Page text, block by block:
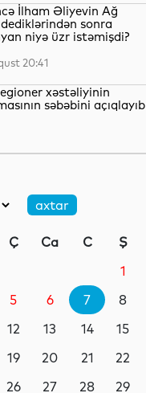
İlham Əliyevin Ağ
sonra
niyə üzr istəmişdi?
20:41
xəstəliyinin
səbəbini açıqlayıb
birləşməsinə
verib
qərarına
18:45
Komandanlığı şəxsi
araşdırır
18:19
Ç Ca C
Ş
1
5 6 7
8
12 13 14
15
19 20 21
22
26 27 28
29